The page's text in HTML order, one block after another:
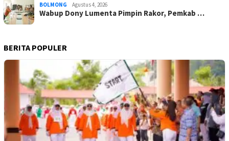
BOLMONG Agustus 4, 2026
Wabup Dony Lumenta Pimpin Rakor, Pemkab …
BERITA POPULER